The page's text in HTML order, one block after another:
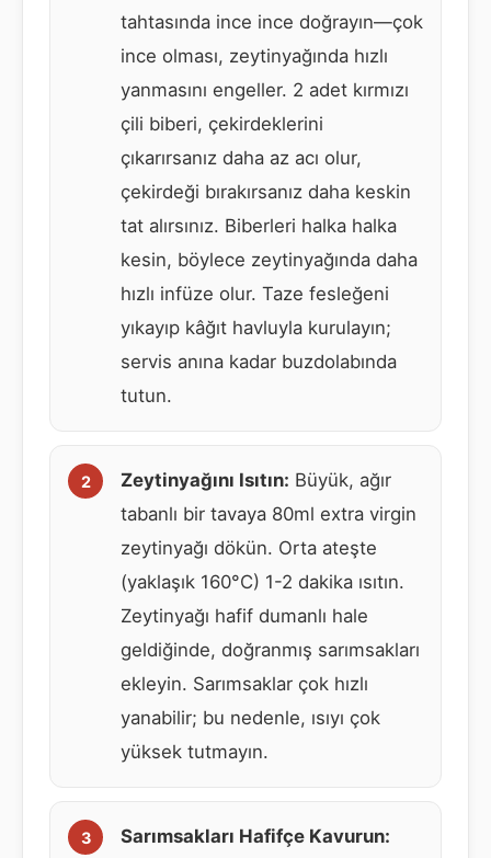
tahtasında ince ince doğrayın—çok
ince olması, zeytinyağında hızlı
yanmasını engeller. 2 adet kırmızı
çili biberi, çekirdeklerini
çıkarırsanız daha az acı olur,
çekirdeği bırakırsanız daha keskin
tat alırsınız. Biberleri halka halka
kesin, böylece zeytinyağında daha
hızlı infüze olur. Taze fesleğeni
yıkayıp kâğıt havluyla kurulayın;
servis anına kadar buzdolabında
tutun.
Zeytinyağını Isıtın: Büyük, ağır
tabanlı bir tavaya 80ml extra virgin
zeytinyağı dökün. Orta ateşte
(yaklaşık 160°C) 1-2 dakika ısıtın.
Zeytinyağı hafif dumanlı hale
geldiğinde, doğranmış sarımsakları
ekleyin. Sarımsaklar çok hızlı
yanabilir; bu nedenle, ısıyı çok
yüksek tutmayın.
Sarımsakları Hafifçe Kavurun: